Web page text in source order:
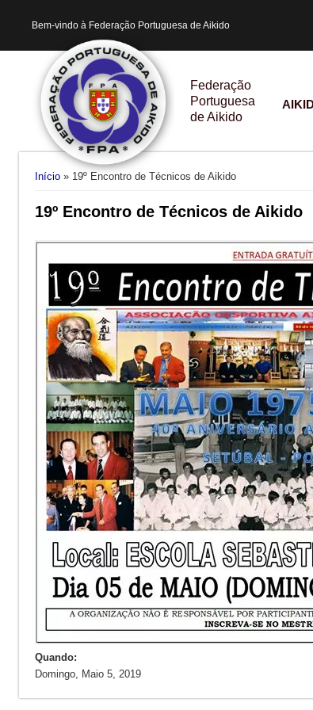
Bem-vindo à Federação Portuguesa de Aikido
Federação
Portuguesa
de Aikido
Está aqui
Início» 19º Encontro de Técnicos de Aikido
19º Encontro de Técnicos de Aikido
Quando:
Domingo, Maio 5, 2019